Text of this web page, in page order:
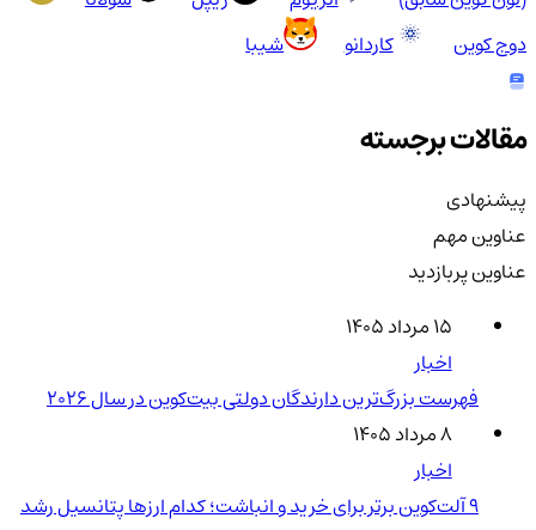
دوج کوین
کاردانو شیبا
مقالات برجسته
پیشنهادی
عناوین مهم
عناوین پربازدید
۱۵ مرداد ۱۴۰۵
اخبار
فهرست بزرگ‌ترین دارندگان دولتی بیت‌کوین در سال 2026
۸ مرداد ۱۴۰۵
اخبار
۹ آلت‌کوین برتر برای خرید و انباشت؛ کدام ارزها پتانسیل رشد